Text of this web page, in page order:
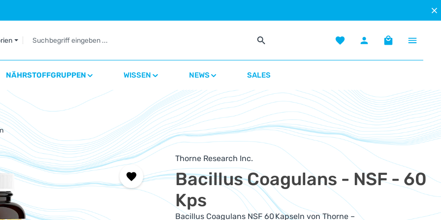
Du hast 0 Produkte auf dem
Warenkorb
NÄHRSTOFFGRUPPEN WISSEN NEWS SALES
Thorne Research Inc.
Bacillus Coagulans - NSF - 60
Kps
Bacillus Coagulans NSF 60 Kapseln von Thorne –